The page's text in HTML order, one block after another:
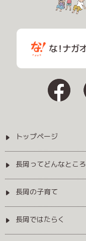
トップページ
長岡ってどんなところ
長岡の子育て
長岡ではたらく